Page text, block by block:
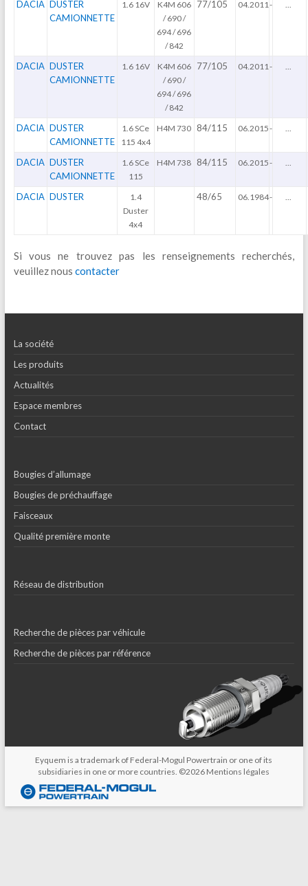
DACIA DUSTER
CAMIONNETTE
1.6 16V
K4M 606
/ 690 /
694 / 696
/ 842
77/105 04.2011 -
DACIA DUSTER
CAMIONNETTE
1.6 16V
K4M 606
/ 690 /
694 / 696
/ 842
77/105 04.2011 -
DACIA DUSTER
CAMIONNETTE
1.6 SCe
115 4x4
H4M 730 84/115 06.2015-
DACIA DUSTER
CAMIONNETTE
1.6 SCe
115
H4M 738 84/115 06.2015-
DACIA DUSTER
1.4
Duster
4x4
48/65 06.1984-
Si vous ne trouvez pas les renseignements recherchés,
veuillez nous contacter
La société
Les produits
Actualités
Espace membres
Contact
Bougies d’allumage
Bougies de préchauffage
Faisceaux
Qualité première monte
Réseau de distribution
Recherche de pièces par véhicule
Recherche de pièces par référence
Eyquem is a trademark of Federal-Mogul Powertrain or one of its
subsidiaries in one or more countries. ©2026 Mentions légales